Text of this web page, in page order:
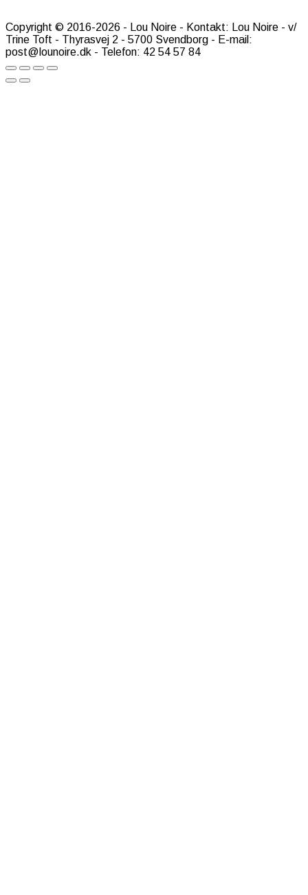
Copyright © 2016-2026 - Lou Noire - Kontakt: Lou Noire - v/
Trine Toft - Thyrasvej 2 - 5700 Svendborg - E-mail:
post@lounoire.dk - Telefon: 42 54 57 84